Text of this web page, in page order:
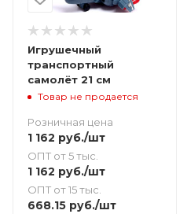
Игрушечный
транспортный
самолёт 21 см
Товар не продается
Розничная цена
1 162 руб./шт
ОПТ от 5 тыс.
1 162 руб./шт
ОПТ от 15 тыс.
668.15 руб./шт